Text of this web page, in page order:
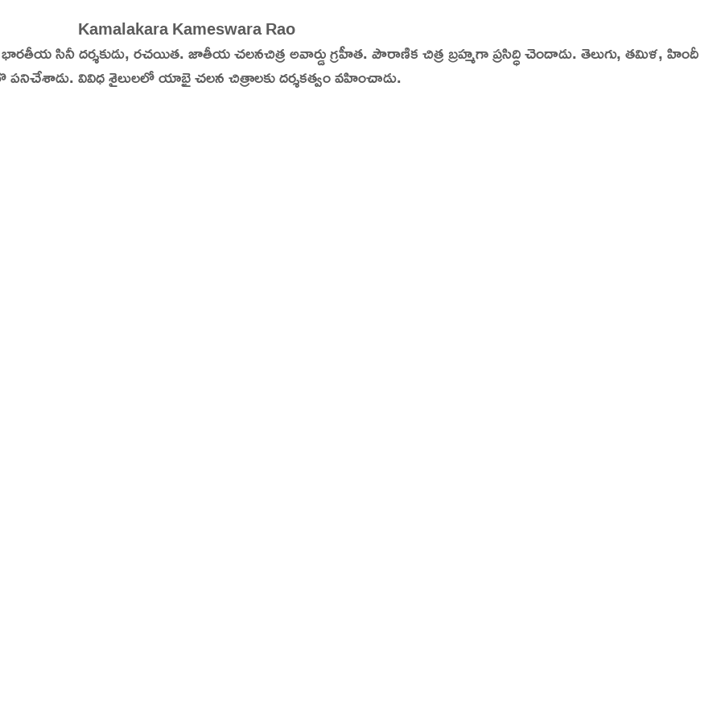
| Today in India | What Happened Today in India | Charitralo eroju | charitra lo eroju |
సినీ దర్శకుడు, రచయిత. జాతీయ చలనచిత్ర అవార్డు గ్రహీత.పౌరాణిక చిత్ర బ్రహ్మగా ప్రసిద్ధి చెందాడు. తెలుగు, తమిళ, హిందీ
వివిధ శైలులలో యాభై చలన చిత్రాలకు దర్శకత్వం వహించాడు.